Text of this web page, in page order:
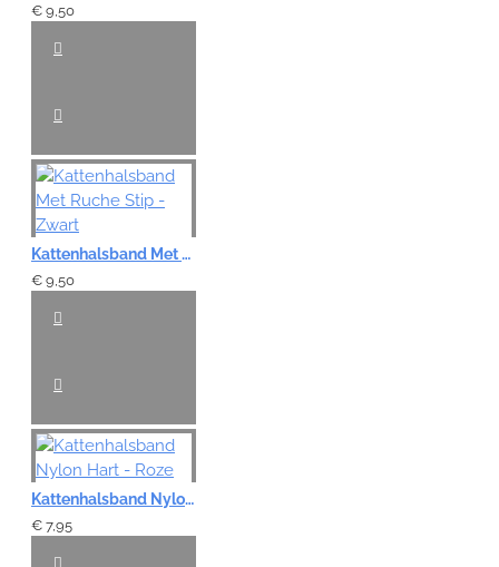
€ 9,50
Kattenhalsband Met Ruche Stip - Zwart
€ 9,50
Kattenhalsband Nylon Hart - Roze
€ 7,95